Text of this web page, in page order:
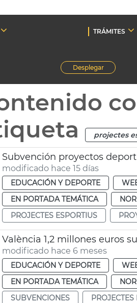
TRÁMITES
Desplegar
projectes
Subvención proyectos
modificado hace 15 días
EDUCACIÓN Y DEPORTE
EN PORTADA TEMÁTICA
PROJECTES ESPORTIUS
València 1,2 millones euros
modificado hace 6 meses
EDUCACIÓN Y DEPORTE
EN PORTADA TEMÁTICA
SUBVENCIONES
PROJECTES